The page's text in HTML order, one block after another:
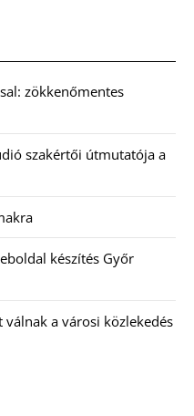
zökkenőmentes
szakértői útmutatója a
készítés Győr
a városi közlekedés